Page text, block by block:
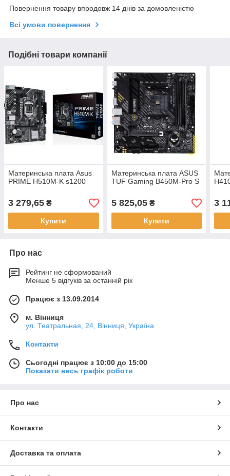
Повернення товару впродовж 14 днів за домовленістю
Всі умови повернення
Подібні товари компанії
Материнська плата Asus
PRIME H510M-K s1200
3 279,65 ₴
Купити
Материнська плата ASUS
TUF Gaming B450M-Pro S
5 825,05₴
Купити
3
Про нас
Рейтинг не сформований
Менше 5 відгуків за останній рік
Працює з 13.09.2014
м. Вінниця
ул. Театральная, 24, Вінниця, Україна
Контакти
Сьогодні працює з 10:00 до 15:00
Показати весь графік роботи
Про нас
Контакти
Доставка та оплата